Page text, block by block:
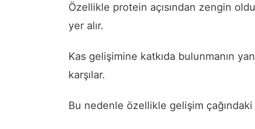
Özellikle protein açısından zengin
yer alır.
Kas gelişimine katkıda bulunmanın
karşılar.
Bu nedenle özellikle gelişim